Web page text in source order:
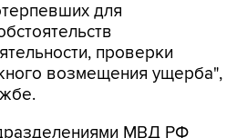
для
проверки
возмещения ущерба",
МВД РФ